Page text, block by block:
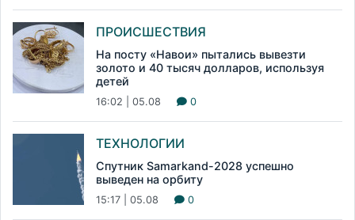
ПРОИСШЕСТВИЯ
На посту «Навои» пытались вывезти
золото и 40 тысяч долларов, используя
детей
16:02 | 05.08 0
ТЕХНОЛОГИИ
Спутник Samarkand-2028 успешно
выведен на орбиту
15:17 | 05.08 0